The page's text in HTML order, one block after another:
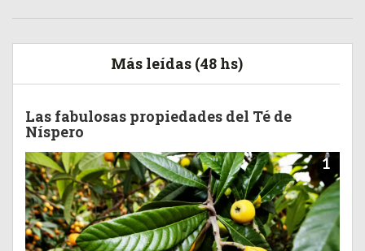
Más leídas (48 hs)
Las fabulosas propiedades del Té de
Níspero
1